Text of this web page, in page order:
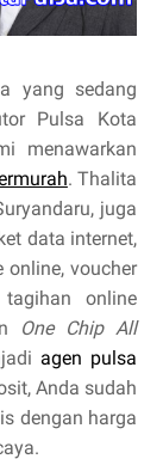
yang sedang
Pulsa Kota
menawarkan
. Thalita
juga
data internet,
online, voucher
online
One Chip All
agen pulsa
Anda sudah
dengan harga